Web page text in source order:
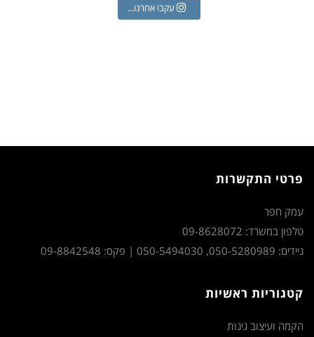
עקבו אחרנו...
פרטי התקשרות
עמק חפר
טלפון במשרד: 09-8628072
ניידים: 050-5280989, 050-5494030 | פקס: 09-8842548
קטגוריות ראשיות
הקמה ועיצוב גינות